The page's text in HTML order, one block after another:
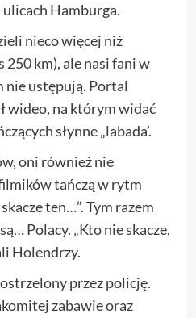
ulicach Hamburga.
nieco więcej niż
250 km), ale nasi fani w
nie ustępują. Portal
wideo, na którym widać
słynne „labada’.
oni również nie
tańczą w rytm
ten…”. Tym razem
Polacy. „Kto nie skacze,
Holendrzy.
przez policję.
zabawie oraz